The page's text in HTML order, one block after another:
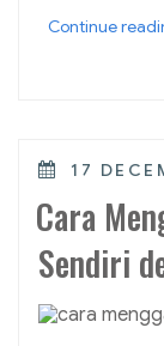
Continue
POSTED
17
Cara
Sendiri